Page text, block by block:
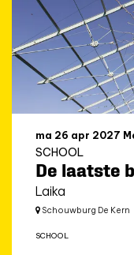
De laatste
Laika
SCHOOL
ma 26 apr 2027
Schouwburg De Kern
SCHOOL